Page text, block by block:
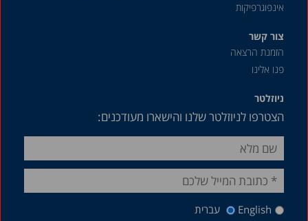
אינפוגרפיקות
צור קשר
הזמנת הרצאה
פנו אלינו
ניוזלטר
הצטרפו לניוזלטר שלנו והישארו מעודכנים:
English עברית